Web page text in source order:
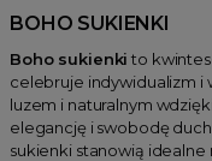
BOHO SUKIENKI
Boho sukienki to
celebruje indywidualizm i
luzem i naturalnym
elegancję i swobodę
sukienki stanowią